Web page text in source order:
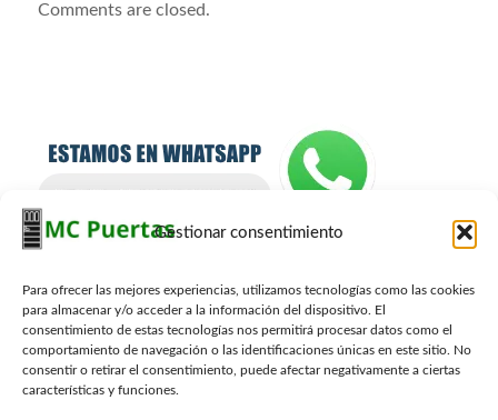
Gestionar consentimiento
Para ofrecer las mejores experiencias, utilizamos tecnologías como las cookies
para almacenar y/o acceder a la información del dispositivo. El
consentimiento de estas tecnologías nos permitirá procesar datos como el
comportamiento de navegación o las identificaciones únicas en este sitio. No
consentir o retirar el consentimiento, puede afectar negativamente a ciertas
características y funciones.
Comments are closed.
Contacto Carpinteros
644 842 404
info@mcpuertas.com
Whatsapp